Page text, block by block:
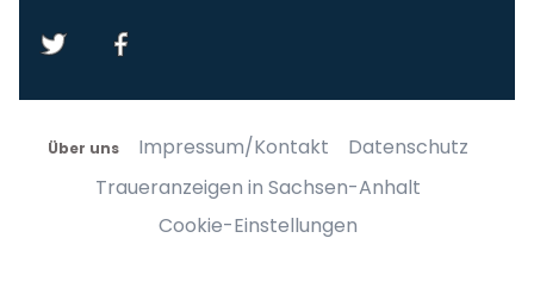
Über uns Impressum/Kontakt
Datenschutz
Traueranzeigen in Sachsen-Anhalt
Cookie-Einstellungen